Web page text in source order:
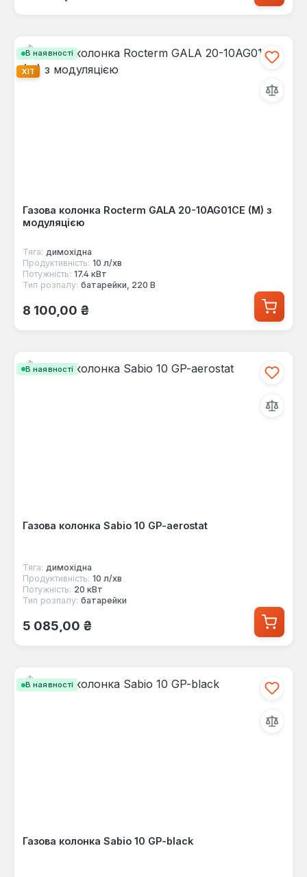
В наявності
ХІТ
Газова колонка Rocterm GALA 20-10AG01CE (M) з
модуляцією
Тяга: димохідна
Продуктивність: 10 л/хв
Потужність: 17.4 кВт
Тип розпалу: батарейки, 220 В
Звичайна ціна:
8 100,00 ₴
В наявності
Газова колонка Sabio 10 GP-aerostat
Тяга: димохідна
Продуктивність: 10 л/хв
Потужність: 20 кВт
Тип розпалу: батарейки
Звичайна ціна:
5 085,00 ₴
В наявності
Газова колонка Sabio 10 GP-black